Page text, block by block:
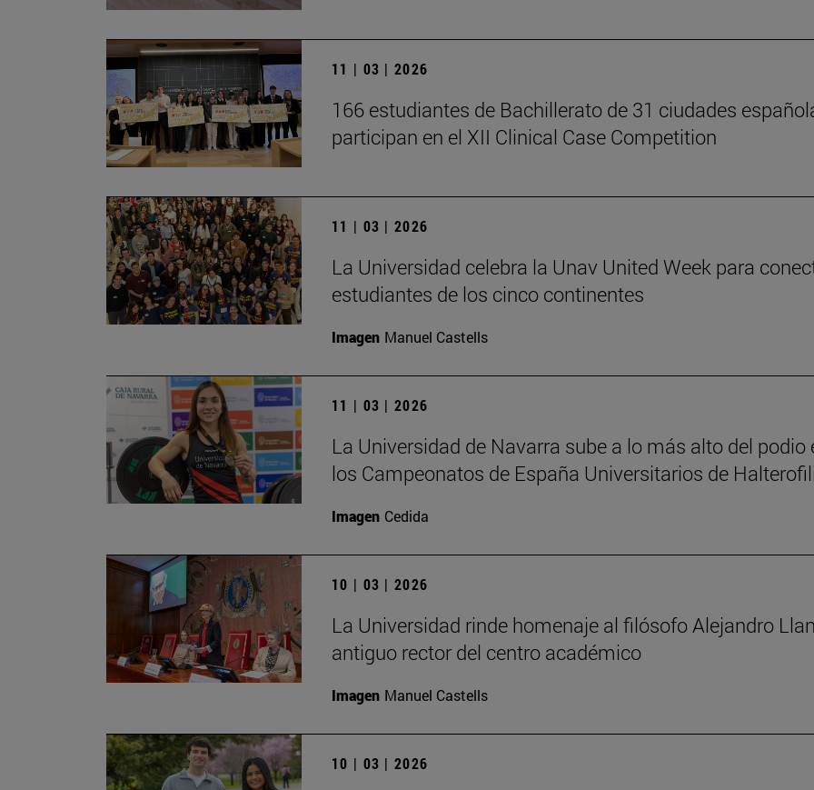
11 | 03 | 2026
166 estudiantes de Bachillerato de 31 ciudades
participan en el XII Clinical Case Competition
11 | 03 | 2026
La Universidad celebra la Unav United Week para
estudiantes de los cinco continentes
Imagen Manuel Castells
11 | 03 | 2026
La Universidad de Navarra sube a lo más alto del podio
los Campeonatos de España Universitarios de
Imagen Cedida
10 | 03 | 2026
La Universidad rinde homenaje al filósofo Alejandro
antiguo rector del centro académico
Imagen Manuel Castells
10 | 03 | 2026